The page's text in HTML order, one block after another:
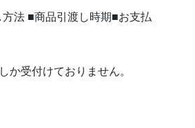
法 ■商品引渡し時期■お支払
か受付けておりません。